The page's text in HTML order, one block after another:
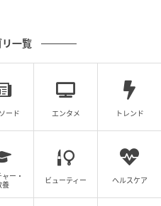
ィも用意されます。
リ一覧
ード エンタメ トレンド
ー・
養
ビューティー ヘルスケア